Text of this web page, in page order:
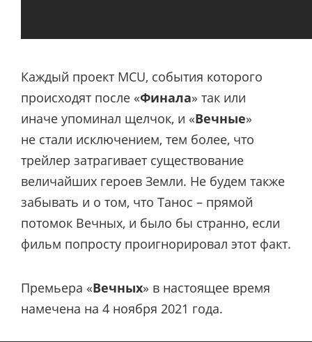
Каждый проект MCU, события которого
происходят после «Финала» так или
иначе упоминал щелчок, и «Вечные»
не стали исключением, тем более, что
трейлер затрагивает существование
величайших героев Земли. Не будем также
забывать и о том, что Танос – прямой
потомок Вечных, и было бы странно, если
фильм попросту проигнорировал этот факт.
Премьера «Вечных» в настоящее время
намечена на 4 ноября 2021 года.